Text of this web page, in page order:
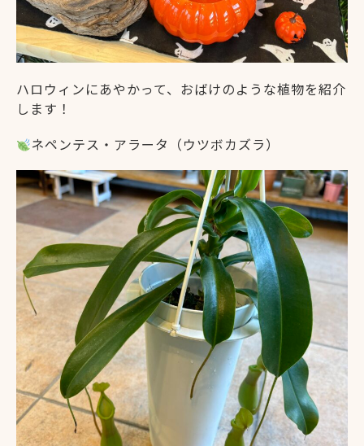
ハロウィンにあやかって、おばけのような植物を紹介
します！
ネペンテス・アラータ（ウツボカズラ）